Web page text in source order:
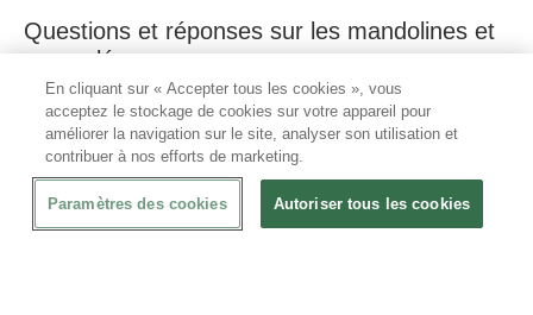
Questions et réponses sur les mandolines et
coupe-légumes :
Pourquoi choisir des mandolines et coupe-légumes
pour votre cuisine ?
Les mandolines et coupe-légumes sont des équipements
professionnels qui vous simplifieront grandement la tache en
En cliquant sur « Accepter tous les cookies », vous
acceptez le stockage de cookies sur votre appareil pour
améliorer la navigation sur le site, analyser son utilisation et
contribuer à nos efforts de marketing.
Paramètres des cookies Autoriser tous les cookies